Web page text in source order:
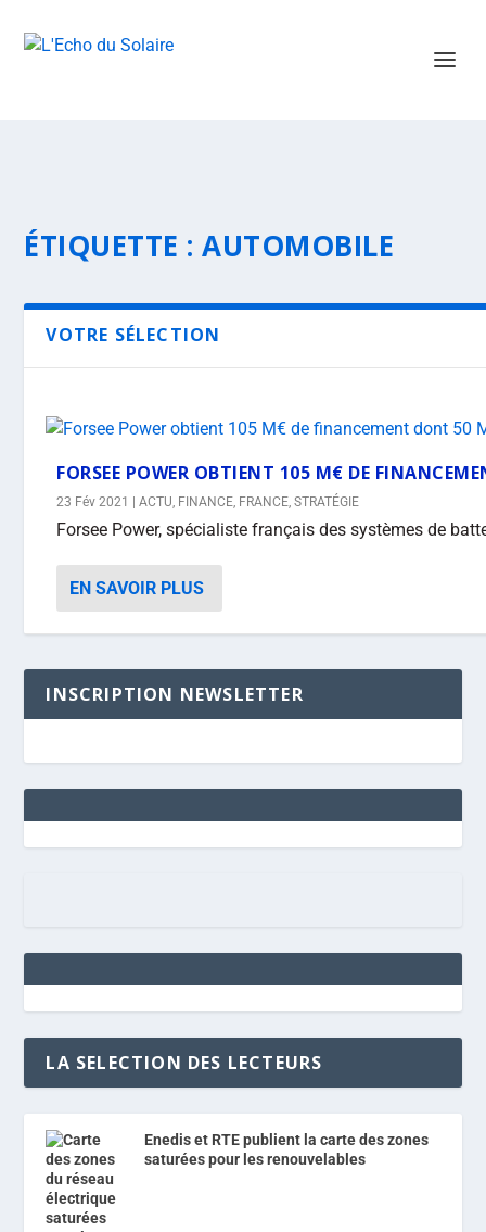
ÉTIQUETTE :AUTOMOBILE
VOTRE SÉLECTION
FORSEE POWER OBTIENT 105 M€ DE
23 Fév 2021 |ACTU, FINANCE, FRANCE,STRATÉGIE
Forsee Power, spécialiste français des systèmes de
EN SAVOIR PLUS
INSCRIPTION NEWSLETTER
LA SELECTION DES LECTEURS
Enedis et RTE publient la carte des zones
saturées pour les renouvelables